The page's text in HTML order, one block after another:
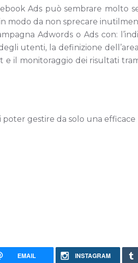
Ads può sembrare
modo da non sprecare
Adwords o Ads con:
utenti, la definizione
il monitoraggio dei risultati
poter gestire da solo una
EMAIL INSTAGRAM